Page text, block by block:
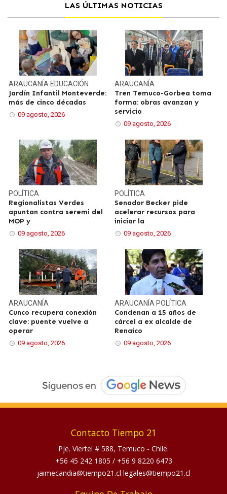
LAS ÚLTIMAS NOTICIAS
ARAUCANÍA EDUCACIÓN
Jardín Infantil Monteverde:
más de cinco décadas
09 agosto, 2026
ARAUCANÍA
Tren Temuco-Gorbea toma
forma: obras avanzan y
servicio
09 agosto, 2026
POLÍTICA
Regionalistas Verdes
apuntan contra seremi del
MOP y
09 agosto, 2026
POLÍTICA
Senador Becker pide
acelerar recursos para
iniciar la
09 agosto, 2026
ARAUCANÍA
Cunco recupera conexión
clave: puente vuelve a
operar
09 agosto, 2026
ARAUCANÍA POLÍTICA
Condenan a 15 años de
cárcel a ex alcalde de
Renaico
09 agosto, 2026
Contacto Tiempo 21
Pje. Viertel # 588, Temuco - Chile.
+56 45 242 1805 / +56 9 8220 6473
jaimecandia@tiempo21.cl legales@tiempo21.cl